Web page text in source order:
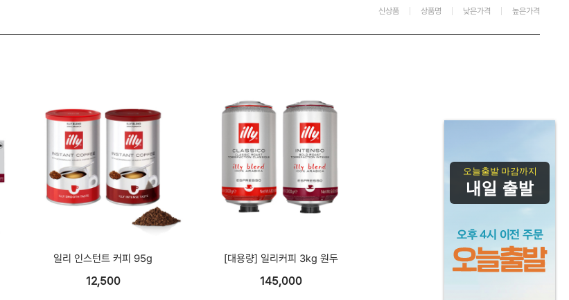
신상품 상품명 낮은가격 높은가격
일리 인스턴트 커피 95g
12,500
[대용량] 일리커피 3kg 원두
145,000
오늘출발 마감까지
내일 출발